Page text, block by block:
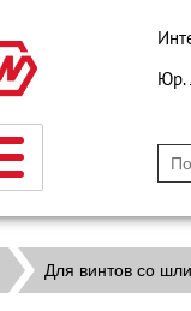
Юр.
Для винтов со